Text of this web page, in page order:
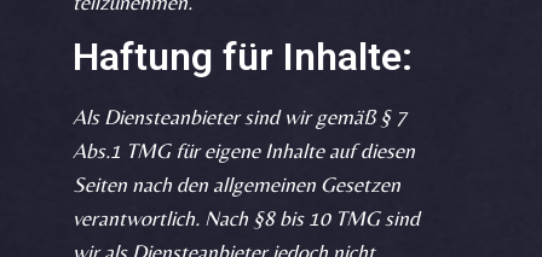
Haftung für Inhalte:
Als Diensteanbieter sind wir gemäß § 7
Abs.1 TMG für eigene Inhalte auf diesen
Seiten nach den allgemeinen Gesetzen
verantwortlich. Nach §8 bis 10 TMG sind
wir als Diensteanbieter jedoch nicht